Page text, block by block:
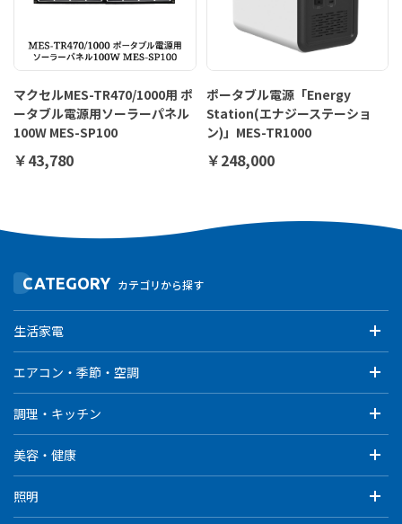
マクセルMES-TR470/1000用 ポ
ータブル電源用ソーラーパネル
100W MES-SP100
￥43,780
ポータブル電源「Energy
Station(エナジーステーショ
ン)」MES-TR1000
￥248,000
CATEGORY カテゴリから探す
生活家電
エアコン・季節・空調
調理・キッチン
美容・健康
照明